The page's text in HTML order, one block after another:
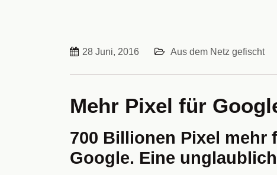
28 Juni, 2016 Aus dem Netz gefischt
Mehr Pixel für
700 Billionen Pixel mehr
Google. Eine